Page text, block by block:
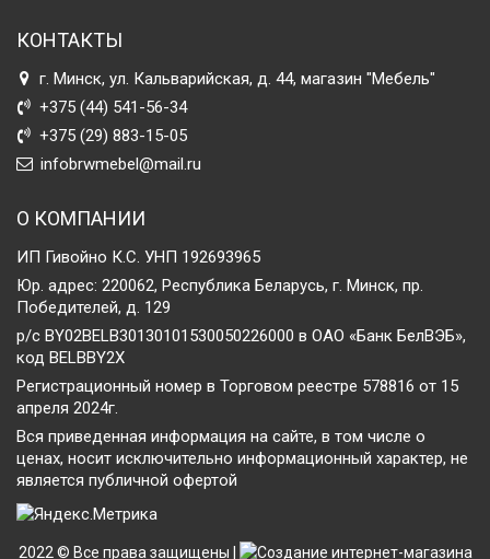
КОНТАКТЫ
г. Минск, ул. Кальварийская, д. 44, магазин "Мебель"
+375 (44) 541-56-34
+375 (29) 883-15-05
infobrwmebel@mail.ru
О КОМПАНИИ
ИП Гивойно К.С. УНП 192693965
Юр. адрес: 220062, Республика Беларусь, г. Минск, пр.
Победителей, д. 129
р/с BY02BELB30130101530050226000 в ОАО «Банк БелВЭБ»,
код BELBBY2X
Регистрационный номер в Торговом реестре 578816 от 15
апреля 2024г.
Вся приведенная информация на сайте, в том числе о
ценах, носит исключительно информационный характер, не
является публичной офертой
2022 © Все права защищены | Создание интернет-магазина